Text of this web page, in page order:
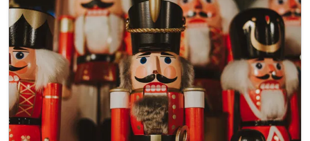
inkl. Parkplatz am Hotel
inkl. W-LAN